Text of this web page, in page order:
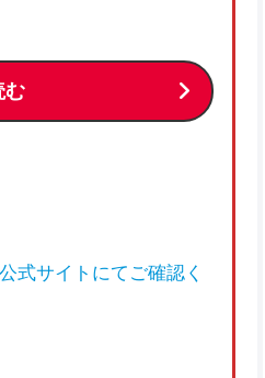
む
式サイトにてご確認く